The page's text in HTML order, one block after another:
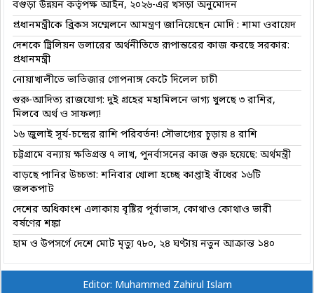
বগুড়া উন্নয়ন কর্তৃপক্ষ আইন, ২০২৬-এর খসড়া অনুমোদন
প্রধানমন্ত্রীকে ব্রিকস সম্মেলনে আমন্ত্রণ জানিয়েছেন মোদি : শামা ওবায়েদ
দেশকে ট্রিলিয়ন ডলারের অর্থনীতিতে রূপান্তরের কাজ করছে সরকার:
প্রধানমন্ত্রী
নোয়াখালীতে ভাতিজার গোপনাঙ্গ কেটে দিলেল চাচী
গুরু-আদিত্য রাজযোগ: দুই গ্রহের মহামিলনে ভাগ্য খুলছে ৩ রাশির,
মিলবে অর্থ ও সাফল্য!
১৬ জুলাই সূর্য-চন্দ্রের রাশি পরিবর্তন! সৌভাগ্যের চূড়ায় ৪ রাশি
চট্টগ্রামে বন্যায় ক্ষতিগ্রস্ত ৭ লাখ, পুনর্বাসনের কাজ শুরু হয়েছে: অর্থমন্ত্রী
বাড়ছে পানির উচ্চতা: শনিবার খোলা হচ্ছে কাপ্তাই বাঁধের ১৬টি
জলকপাট
দেশের অধিকাংশ এলাকায় বৃষ্টির পূর্বাভাস, কোথাও কোথাও ভারী
বর্ষণের শঙ্কা
হাম ও উপসর্গে দেশে মোট মৃত্যু ৭৮০, ২৪ ঘণ্টায় নতুন আক্রান্ত ১৪০
Editor: Muhammed Zahirul Islam